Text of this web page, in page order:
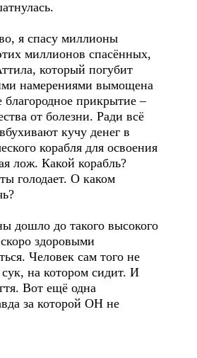
я спасу миллионы
миллионов спасённых,
который погубит
намерениями вымощена
благородное прикрытие –
от болезни. Ради всё
кучу денег в
корабля для освоения
лож. Какой корабль?
голодает. О каком
дошло до такого высокого
здоровыми
Человек сам того не
на котором сидит. И
Вот ещё одна
за которой ОН не